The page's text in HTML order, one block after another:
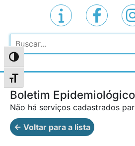
Alternar alto contraste
Alternar tamanho da fonte
Pesquisar
Boletim
Não há serviços cadastrados
← Voltar para a lista